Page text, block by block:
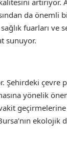
artırıyor.
da önemli
fuarları ve
sunuyor.
Şehirdeki çevre
yönelik
geçirmelerine
ekolojik